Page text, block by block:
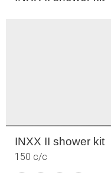
INXX II shower kit
150 c/c